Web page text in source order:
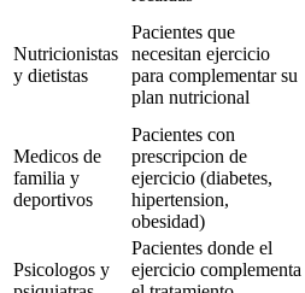
Nutricionistas
y dietistas
Pacientes que
necesitan ejercicio
para complementar su
plan nutricional
Medicos de
familia y
deportivos
Pacientes con
prescripcion de
ejercicio (diabetes,
hipertension,
obesidad)
Psicologos y
Pacientes donde el
ejercicio complementa